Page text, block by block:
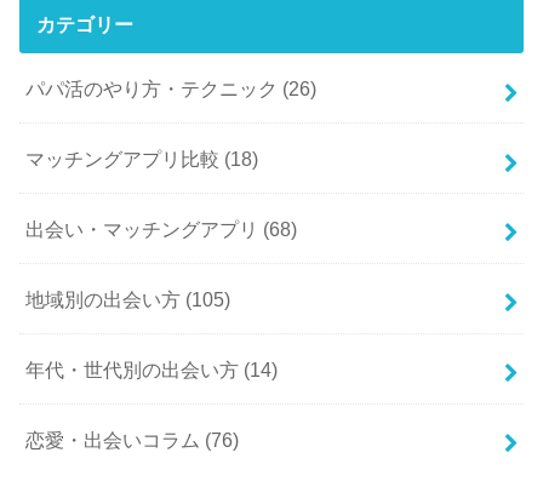
カテゴリー
パパ活のやり方・テクニック (26)
マッチングアプリ比較 (18)
出会い・マッチングアプリ (68)
地域別の出会い方 (105)
年代・世代別の出会い方 (14)
恋愛・出会いコラム (76)